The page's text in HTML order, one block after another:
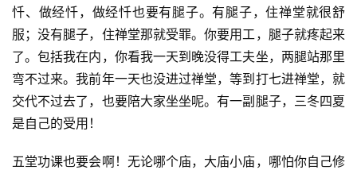
忏、做经忏，做经忏也要有腿子。有腿子，住禅堂就很舒
服；没有腿子，住禅堂那就受罪。你要用工，腿子就疼起来
了。包括我在内，你看我一天到晚没得工夫坐，两腿站那里
弯不过来。我前年一天也没进过禅堂，等到打七进禅堂，就
交代不过去了，也要陪大家坐坐呢。有一副腿子，三冬四夏
是自己的受用！
五堂功课也要会啊！无论哪个庙，大庙小庙，哪怕你自己修